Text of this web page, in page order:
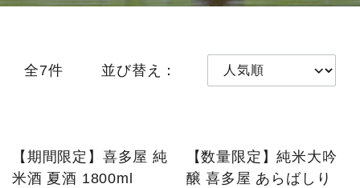
全7件 並び替え：
【期間限定】喜多屋 純
米酒 夏酒 1800ml
【数量限定】純米大吟
醸 喜多屋 あらばしり